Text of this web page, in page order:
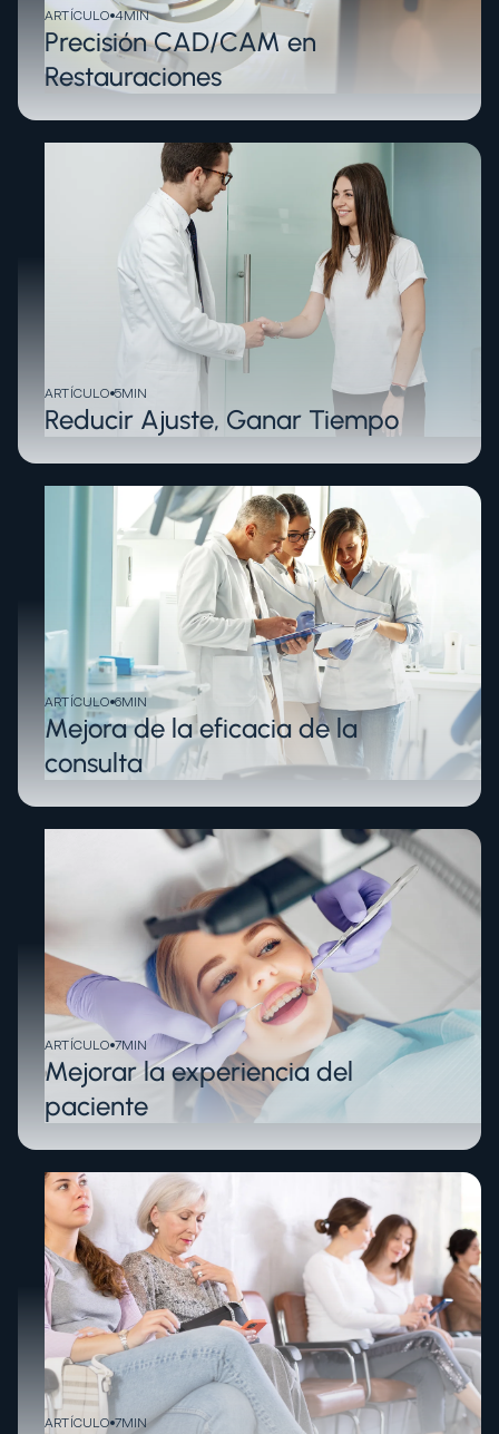
ARTÍCULO 4MIN
Precisión CAD/CAM en
Restauraciones
ARTÍCULO 5MIN
Reducir Ajuste, Ganar Tiempo
ARTÍCULO 6MIN
Mejora de la eficacia de la
consulta
ARTÍCULO 7MIN
Mejorar la experiencia del
paciente
ARTÍCULO 7MIN